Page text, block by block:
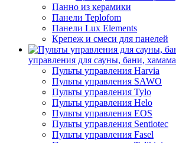
Панно из керамики
Панели Teplofom
Панели Lux Elements
Крепеж и смеси для панелей
управления для сауны, бани, хамама
Пульты управления Harvia
Пульты управления SAWO
Пульты управления Tylo
Пульты управления Helo
Пульты управления EOS
Пульты управления Sentiotec
Пульты управления Fasel